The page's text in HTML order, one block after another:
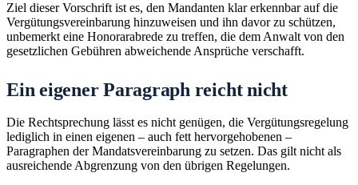
Ziel dieser Vorschrift ist es, den Mandanten klar erkennbar auf die
Vergütungsvereinbarung hinzuweisen und ihn davor zu schützen,
unbemerkt eine Honorarabrede zu treffen, die dem Anwalt von den
gesetzlichen Gebühren abweichende Ansprüche verschafft.
Ein eigener Paragraph reicht nicht
Die Rechtsprechung lässt es nicht genügen, die Vergütungsregelung
lediglich in einen eigenen – auch fett hervorgehobenen –
Paragraphen der Mandatsvereinbarung zu setzen. Das gilt nicht als
ausreichende Abgrenzung von den übrigen Regelungen.